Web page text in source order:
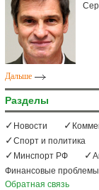
Дальше
Разделы
Новости
Спорт и политика
Минспорт РФ
Финансовые проблемы
Обратная связь